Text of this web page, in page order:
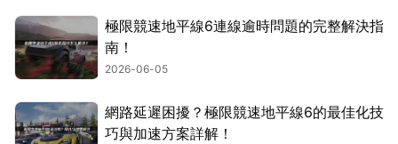
極限競速地平線6連線逾時問題的完整解決指
南！
2026-06-05
網路延遲困擾？極限競速地平線6的最佳化技
巧與加速方案詳解！